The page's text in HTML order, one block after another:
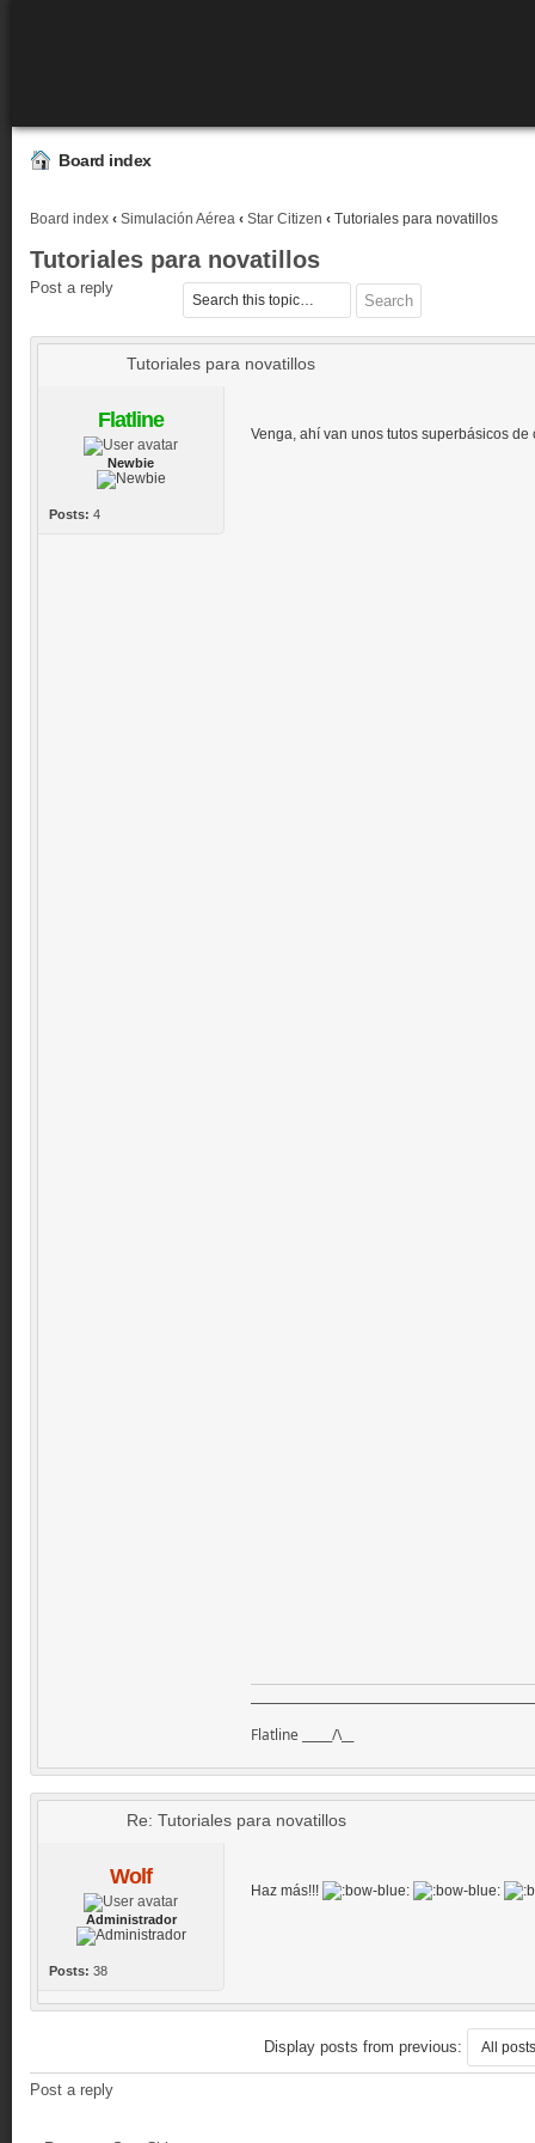
Board index
Board index ‹ Simulación Aérea ‹ Star Citizen ‹ Tutoriales para novatillos
Tutoriales para novatillos
Post a reply
Tutoriales para novatillos
Flatline
Newbie
Posts: 4
Venga, ahí van unos tutos superbásicos de
Flatline _____/\__
Re: Tutoriales para novatillos
Wolf
Administrador
Posts: 38
Haz más!!!
Display posts from previous:
Post a reply